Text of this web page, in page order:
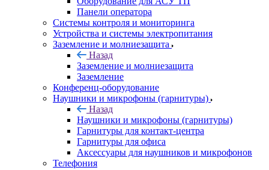
Панели оператора
Системы контроля и мониторинга
Устройства и системы электропитания
Заземление и молниезащита
Назад
Заземление и молниезащита
Заземление
Конференц-оборудование
Наушники и микрофоны (гарнитуры)
Назад
Наушники и микрофоны (гарнитуры)
Гарнитуры для контакт-центра
Гарнитуры для офиса
Аксессуары для наушников и микрофонов
Телефония